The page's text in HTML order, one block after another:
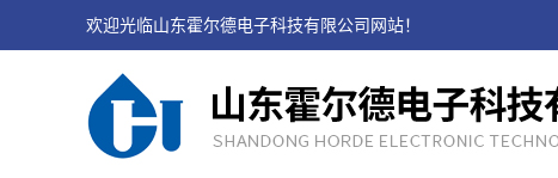
欢迎光临山东霍尔德电子科技有限公司网站！